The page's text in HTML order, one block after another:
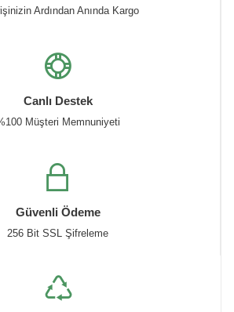
Ardından Anında Kargo
Canlı Destek
Müşteri Memnuniyeti
Güvenli Ödeme
256 Bit SSL Şifreleme